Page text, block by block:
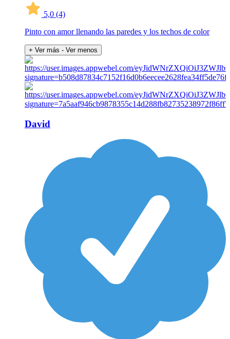
5,0 (4)
Pinto con amor llenando las paredes y los techos de color
+ Ver más - Ver menos
David